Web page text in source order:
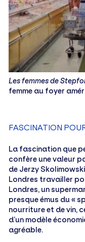
Les femmes de
femme au foyer
FASCINATION
La fascination que
confère une valeur
de Jerzy
Londres travailler
Londres, un
presque émus du «
nourriture et de vin,
d’un modèle
agréable.